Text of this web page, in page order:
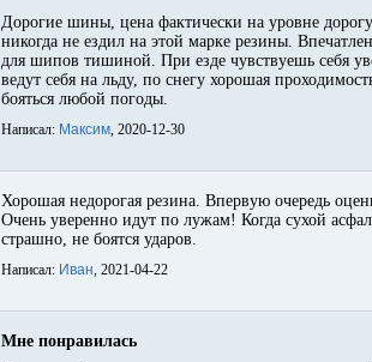
Дорогие шины, цена фактически на уровне
никогда не ездил на этой марке резины.
для шипов тишиной. При езде чувствуешь себя
ведут себя на льду, по снегу хорошая
бояться любой погоды.
Написал: Максим, 2020-12-30
Хорошая недорогая резина. Впервую очередь
Очень уверенно идут по лужам! Когда сухой
страшно, не боятся ударов.
Написал: Иван, 2021-04-22
Мне понравилась